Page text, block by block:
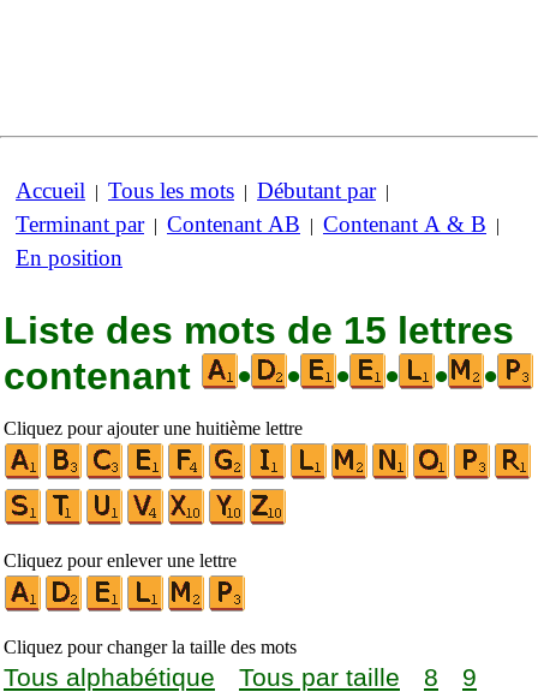
Accueil | Tous les mots | Débutant par|
Terminant par| Contenant AB | Contenant A & B |
En position
Liste des mots de 15 lettres
contenant
• • • • • •
Cliquez pour ajouter une huitième lettre
Cliquez pour enlever une lettre
Cliquez pour changer la taille des mots
Tous alphabétique Tous par taille 8
9